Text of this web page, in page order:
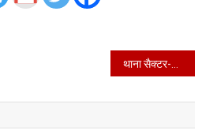
थाना सैक्टर-10, गुरुग्राम के एरिया में हेरिटेज बैडमिंटन अकेडमी के पास मारपीट करके युवक की हत्या करने के मामले में आरोपी को गिरफ्तार किया।